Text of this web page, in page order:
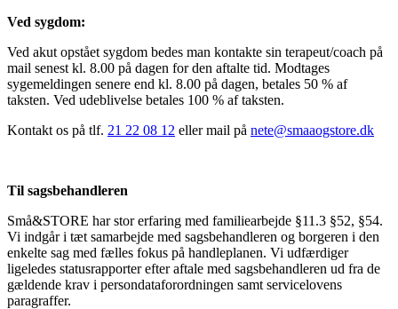
Ved sygdom:
Ved akut opstået sygdom bedes man kontakte sin terapeut/coach på
mail senest kl. 8.00 på dagen for den aftalte tid. Modtages
sygemeldingen senere end kl. 8.00 på dagen, betales 50 % af
taksten. Ved udeblivelse betales 100 % af taksten.
Kontakt os på tlf. 21 22 08 12 eller mail på nete@smaaogstore.dk
Til sagsbehandleren
Små&STORE har stor erfaring med familiearbejde §11.3 §52, §54.
Vi indgår i tæt samarbejde med sagsbehandleren og borgeren i den
enkelte sag med fælles fokus på handleplanen. Vi udfærdiger
ligeledes statusrapporter efter aftale med sagsbehandleren ud fra de
gældende krav i persondataforordningen samt servicelovens
paragraffer.